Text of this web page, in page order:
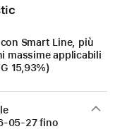
Smart Line, più
massime applicabili
15,93%)
05-27fino